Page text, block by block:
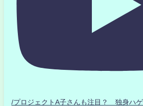
/プロジェクトA子さんも注目？ 独身ハ